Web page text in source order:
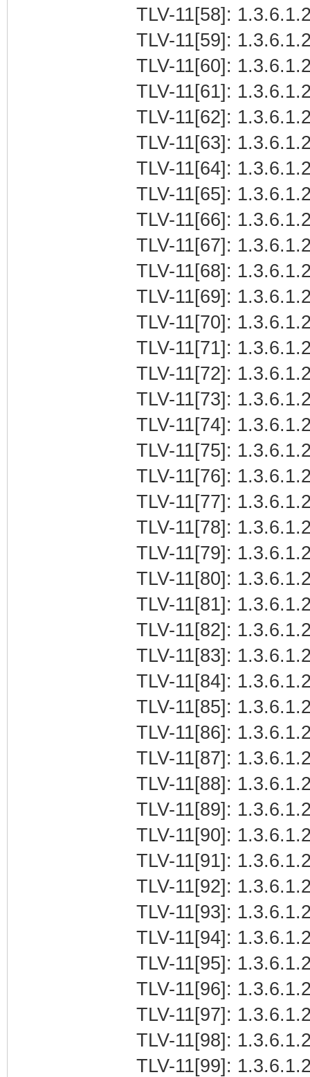
TLV-11[58]:
TLV-11[59]:
TLV-11[60]:
TLV-11[61]:
TLV-11[62]:
TLV-11[63]:
TLV-11[64]:
TLV-11[65]:
TLV-11[66]:
TLV-11[67]:
TLV-11[68]:
TLV-11[69]:
TLV-11[70]:
TLV-11[71]:
TLV-11[72]:
TLV-11[73]:
TLV-11[74]:
TLV-11[75]:
TLV-11[76]:
TLV-11[77]:
TLV-11[78]:
TLV-11[79]:
TLV-11[80]:
TLV-11[81]:
TLV-11[82]:
TLV-11[83]:
TLV-11[84]:
TLV-11[85]:
TLV-11[86]:
TLV-11[87]:
TLV-11[88]:
TLV-11[89]:
TLV-11[90]:
TLV-11[91]:
TLV-11[92]:
TLV-11[93]:
TLV-11[94]:
TLV-11[95]:
TLV-11[96]:
TLV-11[97]:
TLV-11[98]:
TLV-11[99]: